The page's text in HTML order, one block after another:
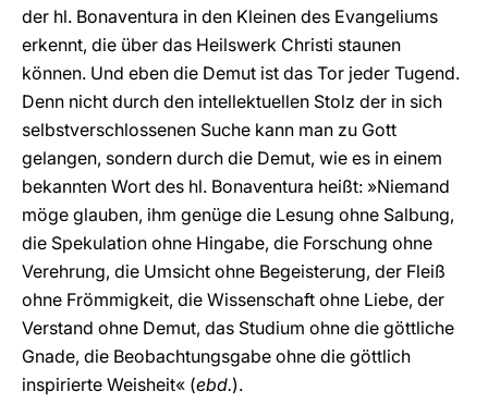
der hl. Bonaventura in den Kleinen des Evangeliums
erkennt, die über das Heilswerk Christi staunen
können. Und eben die Demut ist das Tor jeder Tugend.
Denn nicht durch den intellektuellen Stolz der in sich
selbstverschlossenen Suche kann man zu Gott
gelangen, sondern durch die Demut, wie es in einem
bekannten Wort des hl. Bonaventura heißt: »Niemand
möge glauben, ihm genüge die Lesung ohne Salbung,
die Spekulation ohne Hingabe, die Forschung ohne
Verehrung, die Umsicht ohne Begeisterung, der Fleiß
ohne Frömmigkeit, die Wissenschaft ohne Liebe, der
Verstand ohne Demut, das Studium ohne die göttliche
Gnade, die Beobachtungsgabe ohne die göttlich
inspirierte Weisheit« (ebd.).